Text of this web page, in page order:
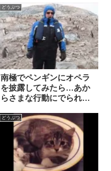
どうぶつ
南極でペンギンにオペラ
を披露してみたら…あか
らさまな行動にでられた
どうぶつ